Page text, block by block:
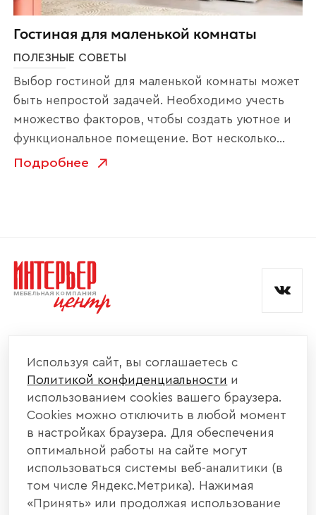
Гостиная для маленькой комнаты
ПОЛЕЗНЫЕ СОВЕТЫ
Выбор гостиной для маленькой комнаты может
быть непростой задачей. Необходимо учесть
множество факторов, чтобы создать уютное и
функциональное помещение. Вот несколько
советов по выбору стенки для маленькой
Подробнее
КАТАЛОГ МЕБЕЛИ
ИНФОРМАЦИЯ
НАШИ КОНТАКТЫ
Отправить
Согласен сполитикой конфиденциальности
и обработкой данных.
Используя сайт, вы соглашаетесь с
Политикой конфиденциальности и
использованием cookies вашего браузера.
Cookies можно отключить в любой момент
в настройках браузера. Для обеспечения
оптимальной работы на сайте могут
использоваться системы веб-аналитики (в
том числе Яндекс.Метрика). Нажимая
«Принять» или продолжая использование